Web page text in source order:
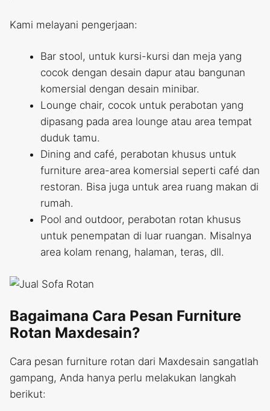
Kami melayani pengerjaan:
Bar stool, untuk kursi-kursi dan meja yang
cocok dengan desain dapur atau bangunan
komersial dengan desain minibar.
Lounge chair, cocok untuk perabotan yang
dipasang pada area lounge atau area tempat
duduk tamu.
Dining and café, perabotan khusus untuk
furniture area-area komersial seperti café dan
restoran. Bisa juga untuk area ruang makan di
rumah.
Pool and outdoor, perabotan rotan khusus
untuk penempatan di luar ruangan. Misalnya
area kolam renang, halaman, teras, dll.
Bagaimana Cara Pesan Furniture
Rotan Maxdesain?
Cara pesan furniture rotan dari Maxdesain sangatlah
gampang, Anda hanya perlu melakukan langkah
berikut: